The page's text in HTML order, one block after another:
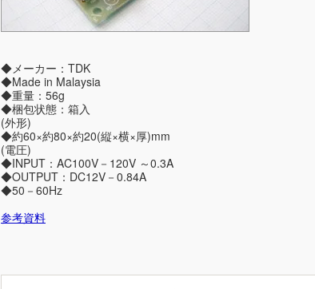
◆メーカー：TDK
◆Made in Malaysia
◆重量：56g
◆梱包状態：箱入
(外形)
◆約60×約80×約20(縦×横×厚)mm
(電圧)
◆INPUT：AC100V－120V ～0.3A
◆OUTPUT：DC12V－0.84A
◆50－60Hz
参考資料